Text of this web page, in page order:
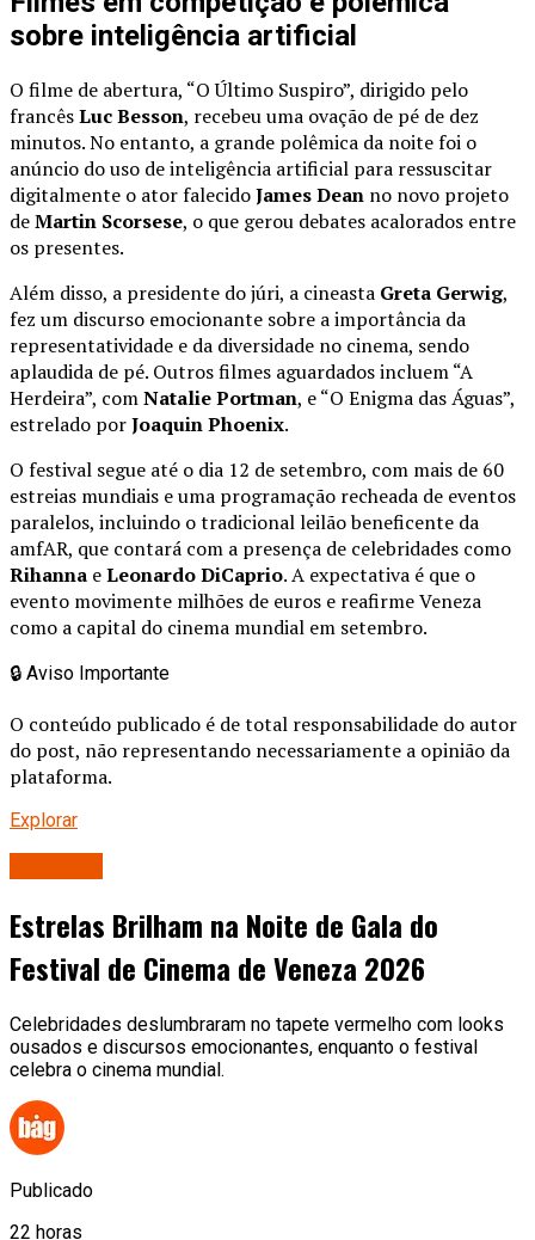
sobre inteligência artificial
O filme de abertura, “O Último Suspiro”, dirigido pelo
francêsLuc Besson, recebeu uma ovação de pé de dez
minutos. No entanto, a grande polêmica da noite foi o
anúncio do uso de inteligência artificial para ressuscitar
digitalmente o ator falecidoJames Dean no novo projeto
deMartin Scorsese, o que gerou debates acalorados entre
os presentes.
Além disso, a presidente do júri, a cineasta Greta Gerwig,
fez um discurso emocionante sobre a importância da
representatividade e da diversidade no cinema, sendo
aplaudida de pé. Outros filmes aguardados incluem “A
Herdeira”, comNatalie Portman, e “O Enigma das Águas”,
estrelado porJoaquin Phoenix.
O festival segue até o dia 12 de setembro, com mais de 60
estreias mundiais e uma programação recheada de eventos
paralelos, incluindo o tradicional leilão beneficente da
amfAR, que contará com a presença de celebridades como
Rihanna eLeonardo DiCaprio. A expectativa é que o
evento movimente milhões de euros e reafirme Veneza
como a capital do cinema mundial em setembro.
🔒 Aviso Importante
O conteúdo publicado é de total responsabilidade do autor
do post, não representando necessariamente a opinião da
plataforma.
Explorar
Estrelas Brilham na Noite de Gala do
Festival de Cinema de Veneza 2026
Celebridades deslumbraram no tapete vermelho com looks
ousados e discursos emocionantes, enquanto o festival
celebra o cinema mundial.
Publicado
22 horas